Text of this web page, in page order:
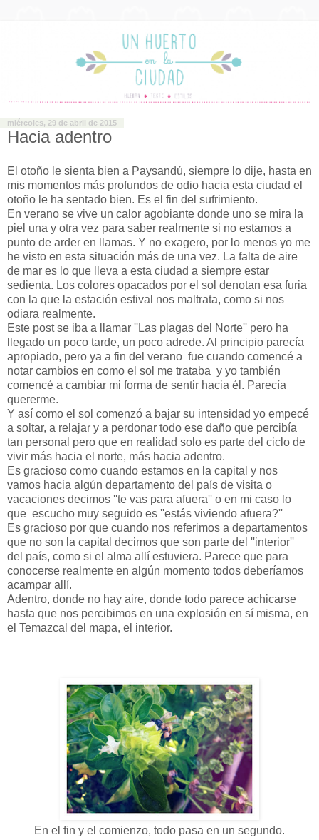
miércoles, 29 de abril de 2015
Hacia adentro
El otoño le sienta bien a Paysandú, siempre lo dije, hasta en
mis momentos más profundos de odio hacia esta ciudad el
otoño le ha sentado bien. Es el fin del sufrimiento.
En verano se vive un calor agobiante donde uno se mira la
piel una y otra vez para saber realmente si no estamos a
punto de arder en llamas. Y no exagero, por lo menos yo me
he visto en esta situación más de una vez. La falta de aire
de mar es lo que lleva a esta ciudad a siempre estar
sedienta. Los colores opacados por el sol denotan esa furia
con la que la estación estival nos maltrata, como si nos
odiara realmente.
Este post se iba a llamar ''Las plagas del Norte'' pero ha
llegado un poco tarde, un poco adrede. Al principio parecía
apropiado, pero ya a fin del verano fue cuando comencé a
notar cambios en como el sol me trataba y yo también
comencé a cambiar mi forma de sentir hacia él. Parecía
quererme.
Y así como el sol comenzó a bajar su intensidad yo empecé
a soltar, a relajar y a perdonar todo ese daño que percibía
tan personal pero que en realidad solo es parte del ciclo de
vivir más hacia el norte, más hacia adentro.
Es gracioso como cuando estamos en la capital y nos
vamos hacia algún departamento del país de visita o
vacaciones decimos ''te vas para afuera'' o en mi caso lo
que escucho muy seguido es ''estás viviendo afuera?''
Es gracioso por que cuando nos referimos a departamentos
que no son la capital decimos que son parte del ''interior''
del país, como si el alma allí estuviera. Parece que para
conocerse realmente en algún momento todos deberíamos
acampar allí.
Adentro, donde no hay aire, donde todo parece achicarse
hasta que nos percibimos en una explosión en sí misma, en
el Temazcal del mapa, el interior.
En el fin y el comienzo, todo pasa en un segundo.